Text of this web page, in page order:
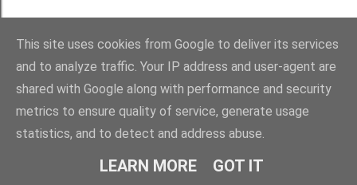
Com tecnologia do Blogger
(c) SNP
This site uses cookies from Google to deliver its services
and to analyze traffic. Your IP address and user-agent are
shared with Google along with performance and security
metrics to ensure quality of service, generate usage
statistics, and to detect and address abuse.
LEARN MORE GOT IT